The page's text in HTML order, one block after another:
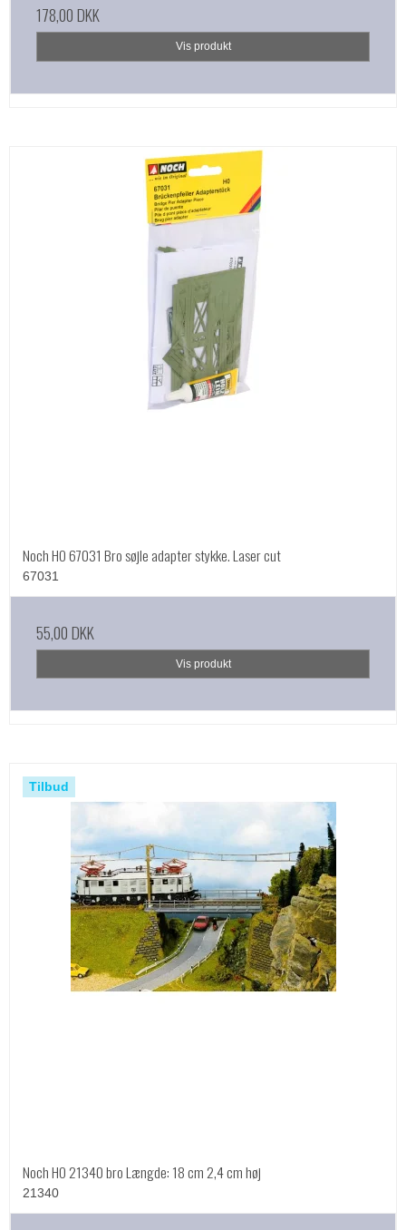
178,00 DKK
Vis produkt
Noch HO 67031 Bro søjle adapter stykke. Laser cut
67031
55,00 DKK
Vis produkt
Tilbud
Noch HO 21340 bro Længde: 18 cm 2,4 cm høj
21340